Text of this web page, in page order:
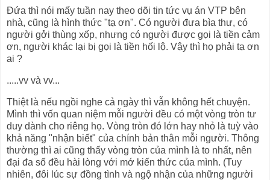
Đứa thì nói mấy tuần nay theo dõi tin tức vụ án VTP bên
nhà, cũng là hình thức "tạ ơn". Có người đưa bìa thư, có
người gởi thùng xốp, nhưng có người được gọi là tiền cảm
ơn, người khác lại bị gọi là tiền hối lộ. Vậy thì họ phải tạ ơn
ai ?
.....vv và vv...
Thiệt là nếu ngồi nghe cả ngày thì vẫn không hết chuyện.
Mình thì vốn quan niệm mỗi người đều có một vòng tròn tư
duy dành cho riêng họ. Vòng tròn đó lớn hay nhỏ là tuỳ vào
khả năng "nhận biết" của chính bản thân mỗi người. Thông
thường thì ai cũng thấy vòng tròn của mình là to nhất, nên
đại đa số đều hài lòng với mớ kiến thức của mình. (Tuy
nhiên, đôi lúc sự đồng tình và ngộ nhận của những người